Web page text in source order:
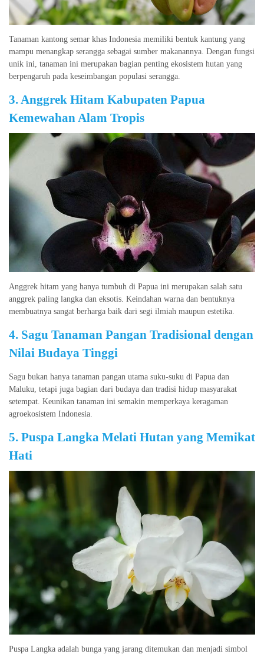
Tanaman kantong semar khas Indonesia memiliki bentuk kantung yang
mampu menangkap serangga sebagai sumber makanannya. Dengan fungsi
unik ini, tanaman ini merupakan bagian penting ekosistem hutan yang
berpengaruh pada keseimbangan populasi serangga.
3. Anggrek Hitam Kabupaten Papua
Kemewahan Alam Tropis
Anggrek hitam yang hanya tumbuh di Papua ini merupakan salah satu
anggrek paling langka dan eksotis. Keindahan warna dan bentuknya
membuatnya sangat berharga baik dari segi ilmiah maupun estetika.
4. Sagu Tanaman Pangan Tradisional dengan
Nilai Budaya Tinggi
Sagu bukan hanya tanaman pangan utama suku-suku di Papua dan
Maluku, tetapi juga bagian dari budaya dan tradisi hidup masyarakat
setempat. Keunikan tanaman ini semakin memperkaya keragaman
agroekosistem Indonesia.
5. Puspa Langka Melati Hutan yang Memikat
Hati
Puspa Langka adalah bunga yang jarang ditemukan dan menjadi simbol